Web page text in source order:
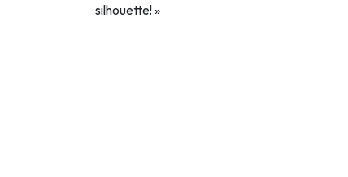
silhouette! »